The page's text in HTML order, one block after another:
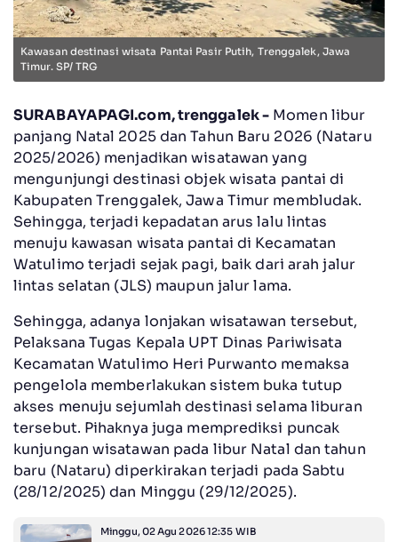
Kawasan destinasi wisata Pantai Pasir Putih, Trenggalek, Jawa
Timur. SP/ TRG
SURABAYAPAGI.com, trenggalek - Momen libur
panjang Natal 2025 dan Tahun Baru 2026 (Nataru
2025/2026) menjadikan wisatawan yang
mengunjungi destinasi objek wisata pantai di
Kabupaten Trenggalek, Jawa Timur membludak.
Sehingga, terjadi kepadatan arus lalu lintas
menuju kawasan wisata pantai di Kecamatan
Watulimo terjadi sejak pagi, baik dari arah jalur
lintas selatan (JLS) maupun jalur lama.
Sehingga, adanya lonjakan wisatawan tersebut,
Pelaksana Tugas Kepala UPT Dinas Pariwisata
Kecamatan Watulimo Heri Purwanto memaksa
pengelola memberlakukan sistem buka tutup
akses menuju sejumlah destinasi selama liburan
tersebut. Pihaknya juga memprediksi puncak
kunjungan wisatawan pada libur Natal dan tahun
baru (Nataru) diperkirakan terjadi pada Sabtu
(28/12/2025) dan Minggu (29/12/2025).
Minggu, 02 Agu 2026 12:35 WIB